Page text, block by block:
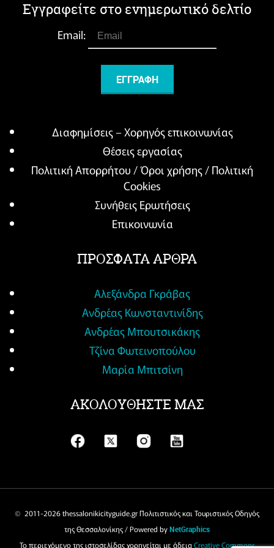
Εγγραφείτε στο ενημερωτικό δελτίο
Email:
Διαφημίσεις – Χορηγός επικοινωνίας
Θέσεις εργασίας
Πολιτική Απορρήτου / Όροι χρήσης / Πολιτική
Cookies
Συνήθεις Ερωτήσεις
Επικοινωνία
ΠΡΟΣΦΑΤΑ ΑΡΘΡΑ
Αλεξάνδρα Γκράβας
Ανδρέας Κωνσταντινίδης
Ανδρέας Μπουτσικάκης
Τζίνα Φωτεινοπούλου
Μαρία Μπιτσίνη
ΑΚΟΛΟΥΘΗΣΤΕ ΜΑΣ
© 2011-2026 thessalonikicityguide.gr Πολιτιστικός και Τουριστικός Οδηγός
της Θεσσαλονίκης / Powered byNetGraphics
Το περιεχόμενο της ιστοσελίδας χορηγείται με άδεια Creative Commons